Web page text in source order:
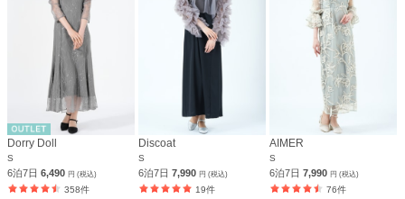
Dorry Doll
S
6泊7日 6,490 円 (税込)
358件
Discoat
S
6泊7日7,990円 (税込)
19件
AIMER
S
6泊7日7,990円 (税込)
76件